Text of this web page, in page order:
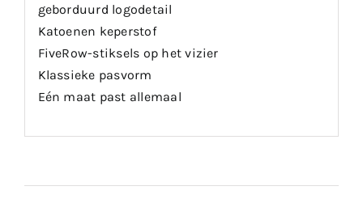
geborduurd logodetail
Katoenen keperstof
FiveRow-stiksels op het vizier
Klassieke pasvorm
Eén maat past allemaal